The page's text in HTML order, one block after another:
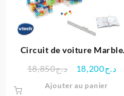
Circuit de voiture Marble
د.ج18,850
Le
د.ج18,200
Le
Ajouter au panier